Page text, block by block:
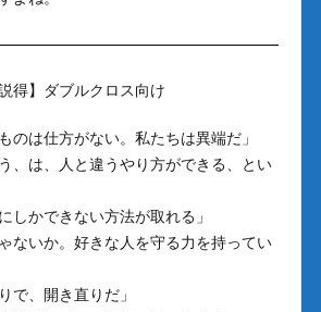
得】ダブルクロス向け
のは仕方がない。私たちは異端だ」
、は、人と違うやり方ができる、とい
しかできない方法が取れる」
ないか。好きな人を守る力を持ってい
で、開き直りだ」